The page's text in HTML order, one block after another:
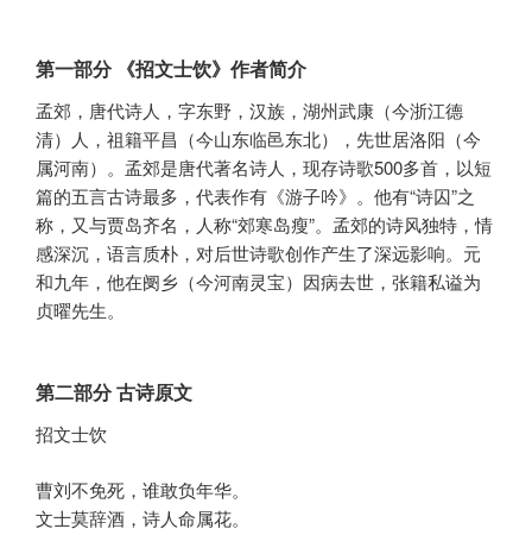
第一部分 《招文士饮》作者简介
孟郊，唐代诗人，字东野，汉族，湖州武康（今浙江德
清）人，祖籍平昌（今山东临邑东北），先世居洛阳（今
属河南）。孟郊是唐代著名诗人，现存诗歌500多首，以短
篇的五言古诗最多，代表作有《游子吟》。他有“诗囚”之
称，又与贾岛齐名，人称“郊寒岛瘦”。孟郊的诗风独特，情
感深沉，语言质朴，对后世诗歌创作产生了深远影响。元
和九年，他在阌乡（今河南灵宝）因病去世，张籍私谥为
贞曜先生。
第二部分 古诗原文
招文士饮
曹刘不免死，谁敢负年华。
文士莫辞酒，诗人命属花。